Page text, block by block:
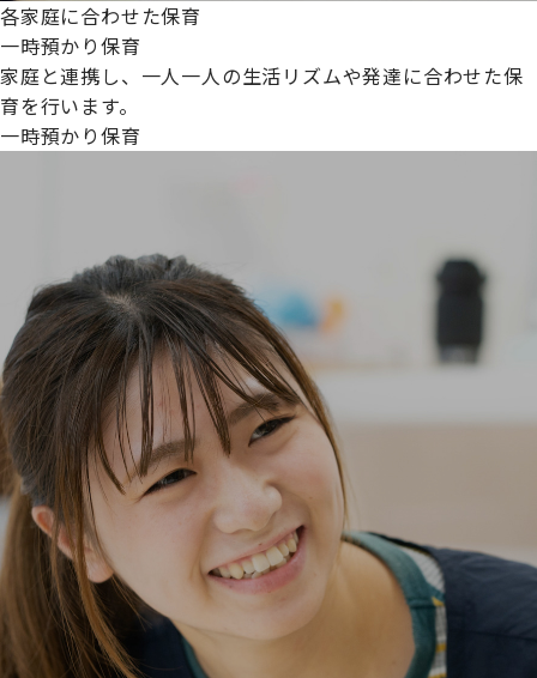
各家庭に合わせた保育
一時預かり保育
家庭と連携し、一人一人の生活リズムや発達に合わせた保
育を行います。
一時預かり保育